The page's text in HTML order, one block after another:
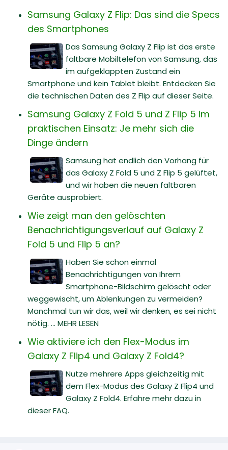
Samsung Galaxy Z Flip: Das sind die Specs
des Smartphones
Das Samsung Galaxy Z Flip ist das erste
faltbare Mobiltelefon von Samsung, das
im aufgeklappten Zustand ein
Smartphone und kein Tablet bleibt. Entdecken Sie
die technischen Daten des Z Flip auf dieser Seite.
Samsung Galaxy Z Fold 5 und Z Flip 5 im
praktischen Einsatz: Je mehr sich die
Dinge ändern
Samsung hat endlich den Vorhang für
das Galaxy Z Fold 5 und Z Flip 5 gelüftet,
und wir haben die neuen faltbaren
Geräte ausprobiert.
Wie zeigt man den gelöschten
Benachrichtigungsverlauf auf Galaxy Z
Fold 5 und Flip 5 an?
Haben Sie schon einmal
Benachrichtigungen von Ihrem
Smartphone-Bildschirm gelöscht oder
weggewischt, um Ablenkungen zu vermeiden?
Manchmal tun wir das, weil wir denken, es sei nicht
nötig. ... MEHR LESEN
Wie aktiviere ich den Flex-Modus im
Galaxy Z Flip4 und Galaxy Z Fold4?
Nutze mehrere Apps gleichzeitig mit
dem Flex-Modus des Galaxy Z Flip4 und
Galaxy Z Fold4. Erfahre mehr dazu in
dieser FAQ.